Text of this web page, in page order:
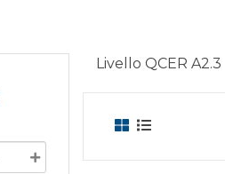
Livello QCER A2.3